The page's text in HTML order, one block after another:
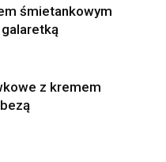
śmietankowym
z kremem